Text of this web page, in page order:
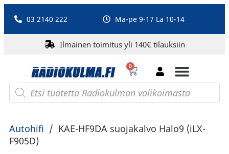
03 2140 222 Ma-pe 9-17 La 10-14
Ilmainen toimitus yli 140€ tilauksiin
0
Autohifi / KAE-HF9DA suojakalvo Halo9 (iLX-
F905D)